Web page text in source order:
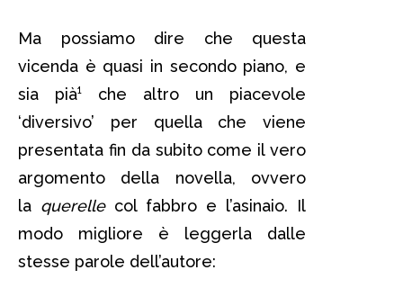
Ma possiamo dire che questa
vicenda è quasi in secondo piano, e
sia pià¹ che altro un piacevole
‘diversivo’ per quella che viene
presentata fin da subito come il vero
argomento della novella, ovvero
la querelle col fabbro e l’asinaio. Il
modo migliore è leggerla dalle
stesse parole dell’autore: